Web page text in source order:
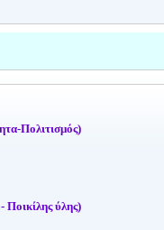
Πολιτισμός)
ύλης)